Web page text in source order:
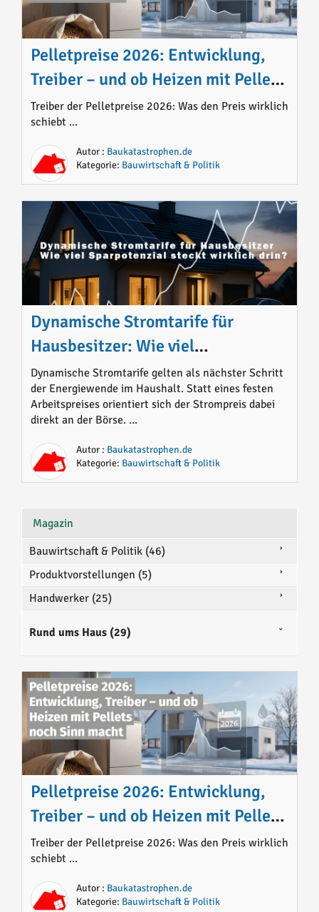
Pelletpreise 2026: Entwicklung,
Treiber – und ob Heizen mit Pellets
noch Sinn macht
Treiber der Pelletpreise 2026: Was den Preis wirklich
schiebt ...
Autor : Baukatastrophen.de
Kategorie: Bauwirtschaft & Politik
Dynamische Stromtarife für
Hausbesitzer: Wie viel
Sparpotenzial steckt wirklich drin?
Dynamische Stromtarife gelten als nächster Schritt
der Energiewende im Haushalt. Statt eines festen
Arbeitspreises orientiert sich der Strompreis dabei
direkt an der Börse. ...
Autor : Baukatastrophen.de
Kategorie: Bauwirtschaft & Politik
Magazin
Bauwirtschaft & Politik (46)
Produktvorstellungen (5)
Handwerker (25)
Rund ums Haus (29)
Pelletpreise 2026: Entwicklung,
Treiber – und ob Heizen mit Pellets
noch Sinn macht
Treiber der Pelletpreise 2026: Was den Preis wirklich
schiebt ...
Autor : Baukatastrophen.de
Kategorie: Bauwirtschaft & Politik